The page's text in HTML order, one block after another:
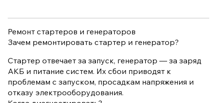
Ремонт стартеров и генераторов
Зачем ремонтировать стартер и генератор?
Стартер отвечает за запуск, генератор — за заряд
АКБ и питание систем. Их сбои приводят к
проблемам с запуском, просадкам напряжения и
отказу электрооборудования.